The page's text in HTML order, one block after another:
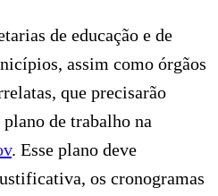
de educação e de
assim como órgãos
que precisarão
de trabalho na
. Esse plano deve
os cronogramas